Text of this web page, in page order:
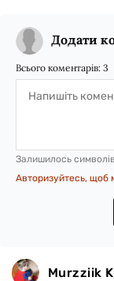
Додати
Всього коментарів: 3
Залишилось
Авторизуйтесь, щоб
Murzziik